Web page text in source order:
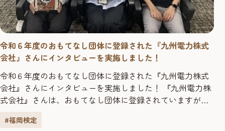
令和６年度のおもてなし団体に登録された『九州電力株式
会社』さんにインタビューを実施しました！
令和６年度のおもてなし団体に登録された『九州電力株式
会社』さんにインタビューを実施しました！ 『九州電力株
式会社』さんは、おもてなし団体に登録されていますが、
事上で福岡の歴史や文化に興味があり、もっと深く知りた
#福岡検定